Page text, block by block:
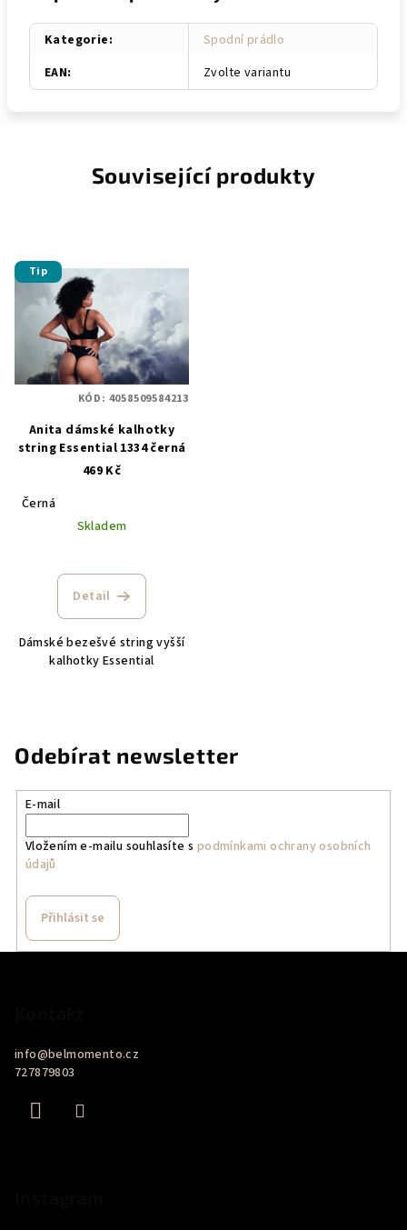
Kategorie:
Spodní prádlo
EAN: Zvolte variantu
Související produkty
Tip
Anita dámské kalhotky
string Essential 1334 černá
469 Kč
Černá
Skladem
Detail
Dámské bezešvé string vyšší
kalhotky Essential
KÓD: 4058509584213
Odebírat newsletter
E-mail
Vložením e-mailu souhlasíte s podmínkami ochrany osobních
údajů
Přihlásit se
info@belmomento.cz
727879803